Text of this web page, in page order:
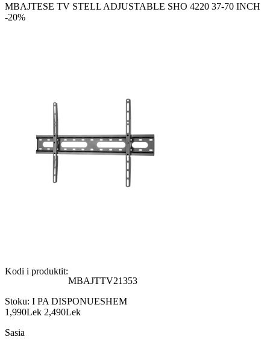
MBAJTESE TV STELL ADJUSTABLE SHO 4220 37-70 INCH
-20%
Kodi i produktit:
MBAJTTV21353
Stoku: I PA DISPONUESHEM
1,990Lek 2,490Lek
Sasia